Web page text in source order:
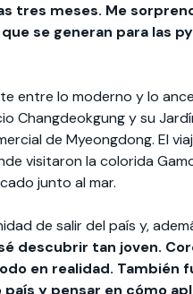
tres meses. Me
se generan para las
entre lo moderno y lo
Changdeokgung y su
de Myeongdong. El
visitaron la colorida
junto al mar.
de salir del país y,
descubrir tan joven.
en realidad. También